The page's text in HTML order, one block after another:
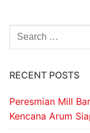
RECENT POSTS
Peresmian Mill
Kencana Arum